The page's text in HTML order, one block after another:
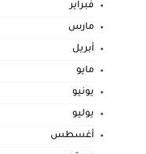
فبراير
مارس
أبريل
مايو
يونيو
يوليو
أغسطس